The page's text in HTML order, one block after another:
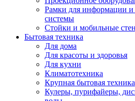
Рамки для информации и
системы
Стойки и мобильные
Бытовая техника
Для дома
Для красоты и здоровья
Для кухни
Климатотехника
Крупная бытовая техника
Кулеры, пурифайеры,